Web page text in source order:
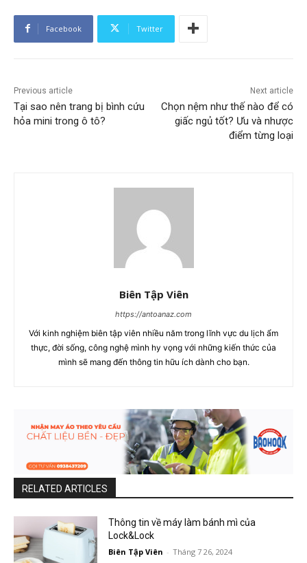
Facebook Twitter
Previous article
Tại sao nên trang bị bình cứu
hỏa mini trong ô tô?
Next article
Chọn nệm như thế nào để có
giấc ngủ tốt? Ưu và nhược
điểm từng loại
Biên Tập Viên
https://antoanaz.com
Với kinh nghiệm biên tập viên nhiều năm trong lĩnh vực du lịch ẩm
thực, đời sống, công nghệ mình hy vọng với những kiến thức của
mình sẽ mang đến thông tin hữu ích dành cho bạn.
RELATED ARTICLES
Thông tin về máy làm bánh mì của
Lock&Lock
Biên Tập Viên - Tháng 7 26, 2024